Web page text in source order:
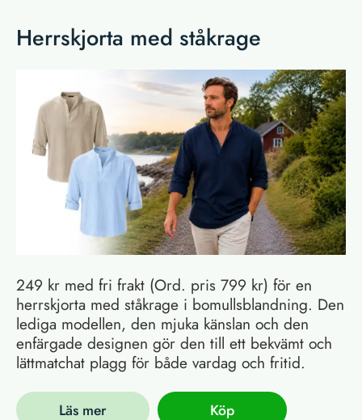
Herrskjorta med ståkrage
249 kr med fri frakt (Ord. pris 799 kr) för en
herrskjorta med ståkrage i bomullsblandning. Den
lediga modellen, den mjuka känslan och den
enfärgade designen gör den till ett bekvämt och
lättmatchat plagg för både vardag och fritid.
Läs mer Köp